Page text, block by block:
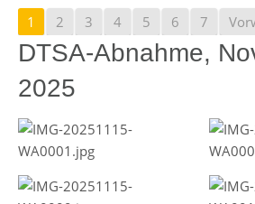
1 2 3 4 5 6 7
DTSA-Abnahme,
2025